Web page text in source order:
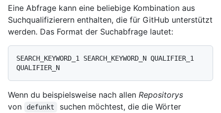
Eine Abfrage kann eine beliebige Kombination aus
Suchqualifizierern enthalten, die für GitHub unterstützt
werden. Das Format der Suchabfrage lautet:
SEARCH_KEYWORD_1 SEARCH_KEYWORD_N QUALIFIER_1
Wenn du beispielsweise nach allen Repositorys
von
defunkt suchen möchtest, die die Wörter